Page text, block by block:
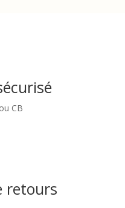
CB
retours